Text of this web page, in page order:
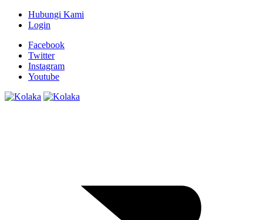
Hubungi Kami
Login
Facebook
Twitter
Instagram
Youtube